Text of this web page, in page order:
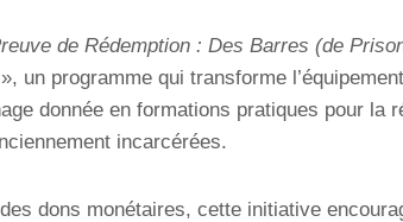
de Rédemption : Des Barres (de
un programme qui transforme
donnée en formations pratiques pour la
incarcérées.
dons monétaires, cette initiative